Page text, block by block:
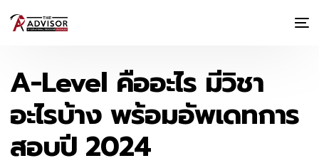
A-Level คืออะไร มีวิชา
อะไรบ้าง พร้อมอัพเดทการ
สอบปี 2024